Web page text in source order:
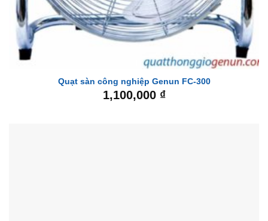
Quạt sàn công nghiệp Genun FC-300
1,100,000 ₫